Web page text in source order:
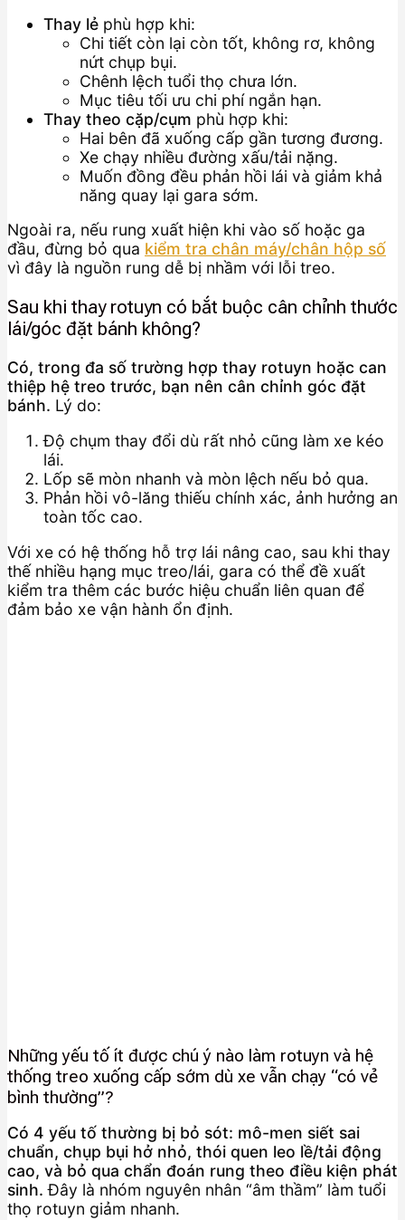
Thay lẻ phù hợp khi:
Chi tiết còn lại còn tốt, không rơ, không
nứt chụp bụi.
Chênh lệch tuổi thọ chưa lớn.
Mục tiêu tối ưu chi phí ngắn hạn.
Thay theo cặp/cụm phù hợp khi:
Hai bên đã xuống cấp gần tương đương.
Xe chạy nhiều đường xấu/tải nặng.
Muốn đồng đều phản hồi lái và giảm khả
năng quay lại gara sớm.
Ngoài ra, nếu rung xuất hiện khi vào số hoặc ga
đầu, đừng bỏ qua kiểm tra chân máy/chân hộp số
vì đây là nguồn rung dễ bị nhầm với lỗi treo.
Sau khi thay rotuyn có bắt buộc cân chỉnh thước
lái/góc đặt bánh không?
Có, trong đa số trường hợp thay rotuyn hoặc can
thiệp hệ treo trước, bạn nên cân chỉnh góc đặt
bánh. Lý do:
Độ chụm thay đổi dù rất nhỏ cũng làm xe kéo
lái.
Lốp sẽ mòn nhanh và mòn lệch nếu bỏ qua.
Phản hồi vô-lăng thiếu chính xác, ảnh hưởng an
toàn tốc cao.
Với xe có hệ thống hỗ trợ lái nâng cao, sau khi thay
thế nhiều hạng mục treo/lái, gara có thể đề xuất
kiểm tra thêm các bước hiệu chuẩn liên quan để
đảm bảo xe vận hành ổn định.
Những yếu tố ít được chú ý nào làm rotuyn và hệ
thống treo xuống cấp sớm dù xe vẫn chạy “có vẻ
bình thường”?
Có 4 yếu tố thường bị bỏ sót: mô-men siết sai
chuẩn, chụp bụi hở nhỏ, thói quen leo lề/tải động
cao, và bỏ qua chẩn đoán rung theo điều kiện phát
sinh. Đây là nhóm nguyên nhân “âm thầm” làm tuổi
thọ rotuyn giảm nhanh.